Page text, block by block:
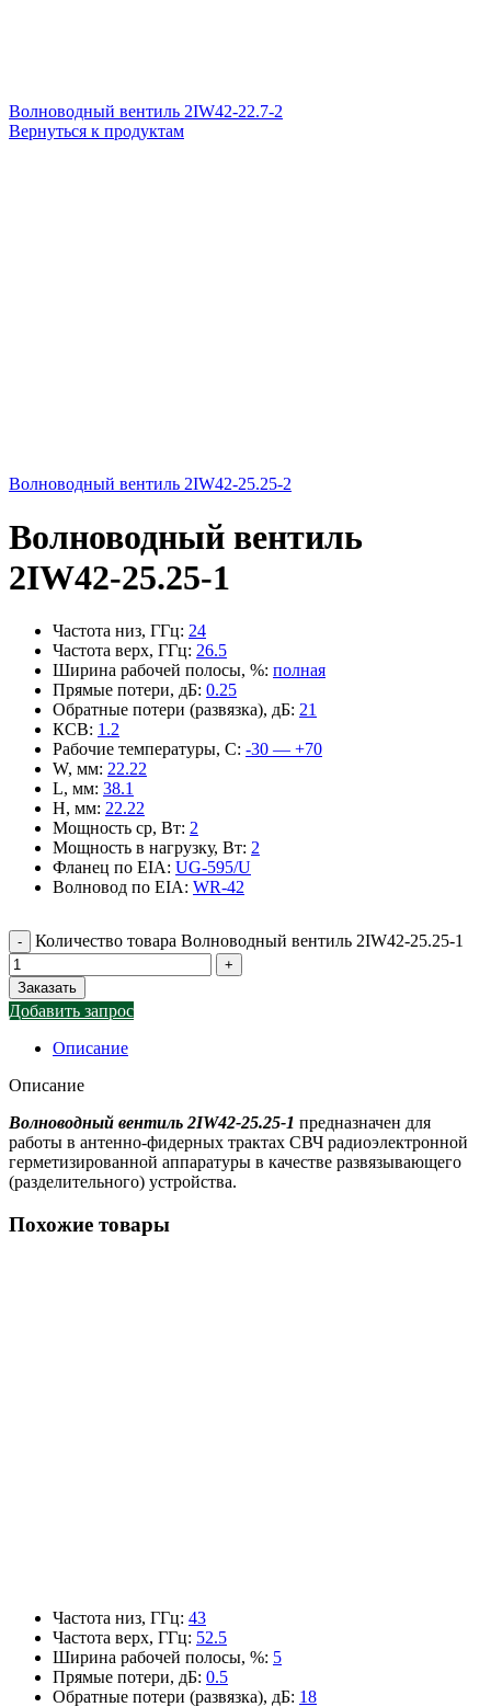
Волноводный вентиль 2IW42-22.7-2
Вернуться к продуктам
Волноводный вентиль 2IW42-25.25-2
Волноводный вентиль
2IW42-25.25-1
Частота низ, ГГц: 24
Частота верх, ГГц: 26.5
Ширина рабочей полосы, %: полная
Прямые потери, дБ: 0.25
Обратные потери (развязка), дБ: 21
КСВ: 1.2
Рабочие температуры, С: -30 — +70
W, мм: 22.22
L, мм: 38.1
H, мм: 22.22
Мощность ср, Вт: 2
Мощность в нагрузку, Вт: 2
Фланец по EIA: UG-595/U
Волновод по EIA: WR-42
Количество товара Волноводный вентиль 2IW42-25.25-1
Заказать
Добавить запрос
Описание
Описание
Волноводный вентиль 2IW42-25.25-1 предназначен для
работы в антенно-фидерных трактах СВЧ радиоэлектронной
герметизированной аппаратуры в качестве развязывающего
(разделительного) устройства.
Похожие товары
Частота низ, ГГц: 43
Частота верх, ГГц: 52.5
Ширина рабочей полосы, %: 5
Прямые потери, дБ: 0.5
Обратные потери (развязка), дБ: 18